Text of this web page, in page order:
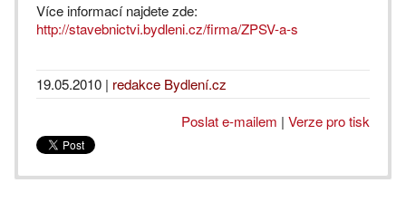
Více informací najdete zde:
http://stavebnictvi.bydleni.cz/firma/ZPSV-a-s
19.05.2010 | redakce Bydlení.cz
Poslat e-mailem | Verze pro tisk